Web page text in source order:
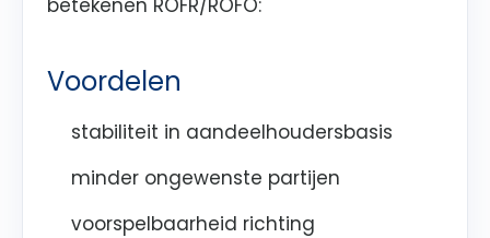
betekenen ROFR/ROFO:
Voordelen
stabiliteit in aandeelhoudersbasis
minder ongewenste partijen
voorspelbaarheid richting